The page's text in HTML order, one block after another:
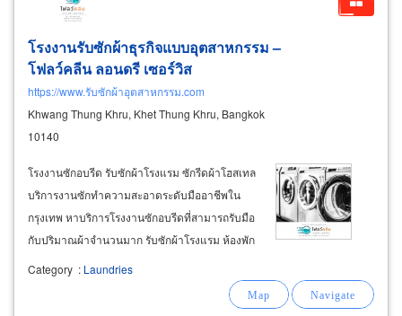
โรงงานรับซักผ้าธุรกิจแบบอุตสาหกรรม –
โฟลว์คลีน ลอนดรี เซอร์วิส
https://www.รับซักผ้าอุตสาหกรรม.com
Khwang Thung Khru, Khet Thung Khru, Bangkok
10140
โรงงานซักอบรีด รับซักผ้าโรงแรม ซักรีดผ้าโฮสเทล
บริการงานซักทำความสะอาดระดับมืออาชีพใน
กรุงเทพ หาบริการโรงงานซักอบรีดที่สามารถรับมือ
กับปริมาณผ้าจำนวนมาก รับซักผ้าโรงแรม ห้องพัก
ผ้าเช็ดตัวขนาดเล็ก (hand towel) ซักผ้าเช็ดตัว
Category : Laundries